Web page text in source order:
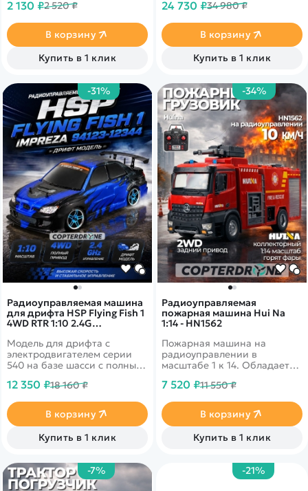
24 730 ₽34 980 ₽
В корзину
Купить в 1 клик
открывающиеся двери, а
Конструктор подойдет для
детей любого возраста
2 130 ₽2 520 ₽
В корзину
Купить в 1 клик
-31%
Радиоуправляемая машина
для дрифта HSP Flying Fish 1
4WD RTR 1:10 2.4G
Модель для дрифта с
электродвигателем серии
540 на базе шасси с полным
12 350 ₽18 160 ₽
В корзину
Купить в 1 клик
-34%
Радиоуправляемая
пожарная машина Hui Na
1:14 - HN1562
Пожарная машина на
радиоуправлении в
масштабе 1 к 14. Обладает
езда вперед, назад, влево и
эффекты, а также полностью
функционирующая башня с
подачей воды.
7 520 ₽11 550 ₽
В корзину
Купить в 1 клик
-7% -21%